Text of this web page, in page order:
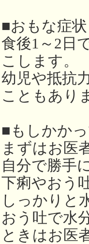
■おもな症状
食後1～2日
こします。
幼児や抵抗
こともあり
■もしかか
まずはお医
自分で勝手
下痢やおう
しっかりと
おう吐で水
ときはお医